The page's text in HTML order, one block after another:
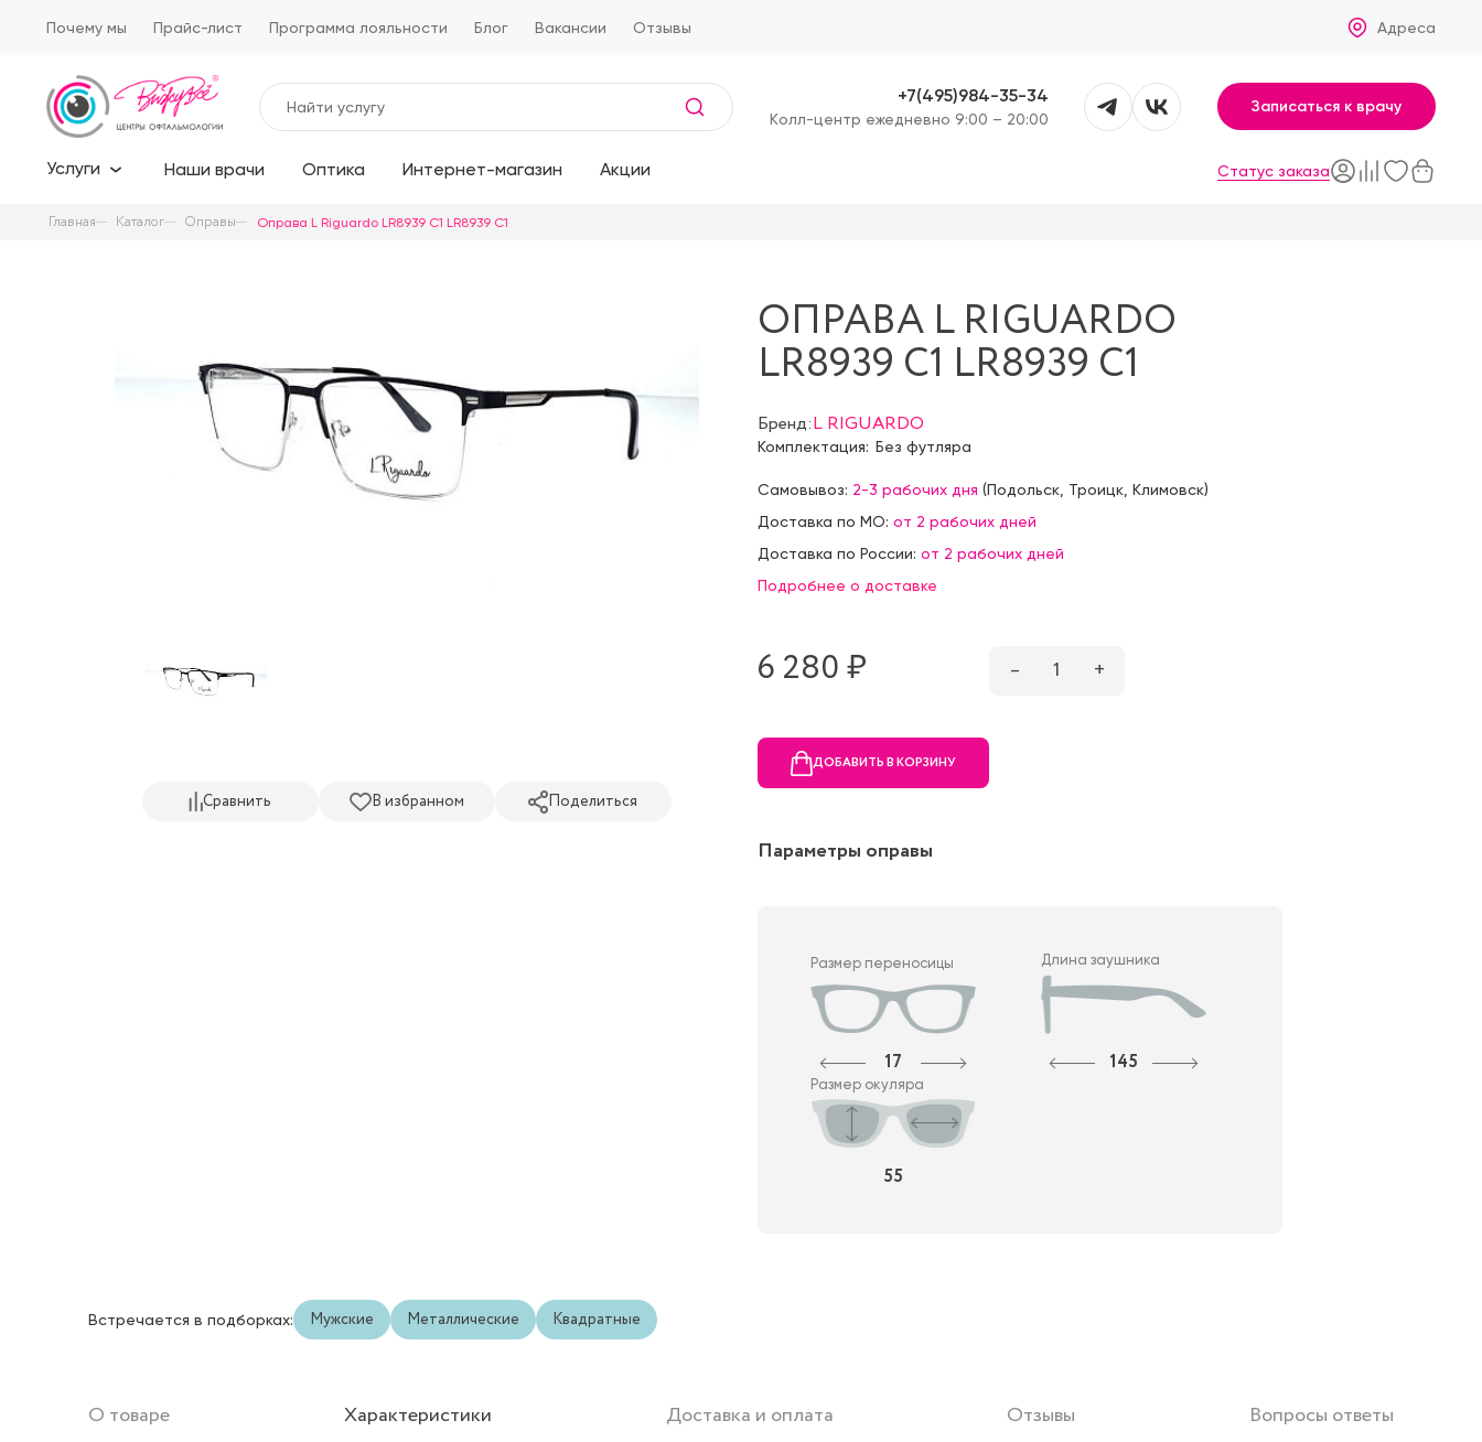
Почему мы Прайс-лист Программа лояльности Блог Вакансии Отзывы Адреса
+7(495)984-35-34
Kолл-центр ежедневно 9:00 – 20:00
Записаться к врачу
Услуги Наши врачи Оптика Интернет-магазин Акции Статус заказа
Главная Каталог Оправы Оправа L Riguardo LR8939 C1 LR8939 C1
Сравнить В избранном Поделиться
ОПРАВА L RIGUARDO
LR8939 C1 LR8939 C1
Бренд:L RIGUARDO
Комплектация: Без футляра
Самовывоз: 2-3 рабочих дня (Подольск, Троицк, Климовск)
Доставка по МО: от 2 рабочих дней
Доставка по России: от 2 рабочих дней
Подробнее о доставке
6 280 ₷ – 1 +
ДОБАВИТЬ В КОРЗИНУ
Параметры оправы
Размер переносицы
17
Длина заушника
145
Размер окуляра
55
Встречается в подборках: Мужские Металлические Квадратные
О товаре Характеристики Доставка и оплата Отзывы Вопросы ответы